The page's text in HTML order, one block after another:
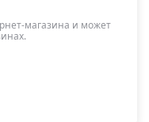
магазина и может